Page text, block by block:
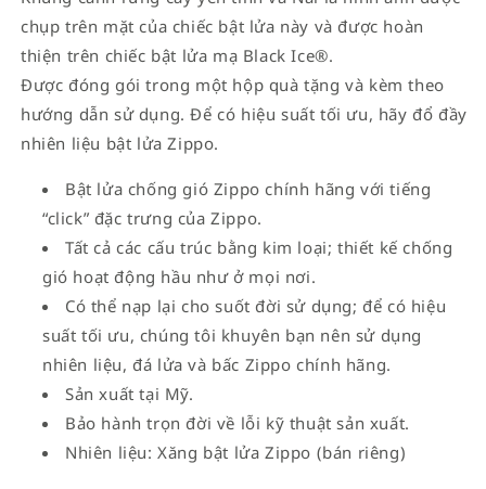
chụp trên mặt của chiếc bật lửa này và được hoàn
thiện trên chiếc bật lửa mạ Black Ice®.
Được đóng gói trong một hộp quà tặng và kèm theo
hướng dẫn sử dụng. Để có hiệu suất tối ưu, hãy đổ đầy
nhiên liệu bật lửa Zippo.
Bật lửa chống gió Zippo chính hãng với tiếng
“click” đặc trưng của Zippo.
Tất cả các cấu trúc bằng kim loại; thiết kế chống
gió hoạt động hầu như ở mọi nơi.
Có thể nạp lại cho suốt đời sử dụng; để có hiệu
suất tối ưu, chúng tôi khuyên bạn nên sử dụng
nhiên liệu, đá lửa và bấc Zippo chính hãng.
Sản xuất tại Mỹ.
Bảo hành trọn đời về lỗi kỹ thuật sản xuất.
Nhiên liệu: Xăng bật lửa Zippo (bán riêng)